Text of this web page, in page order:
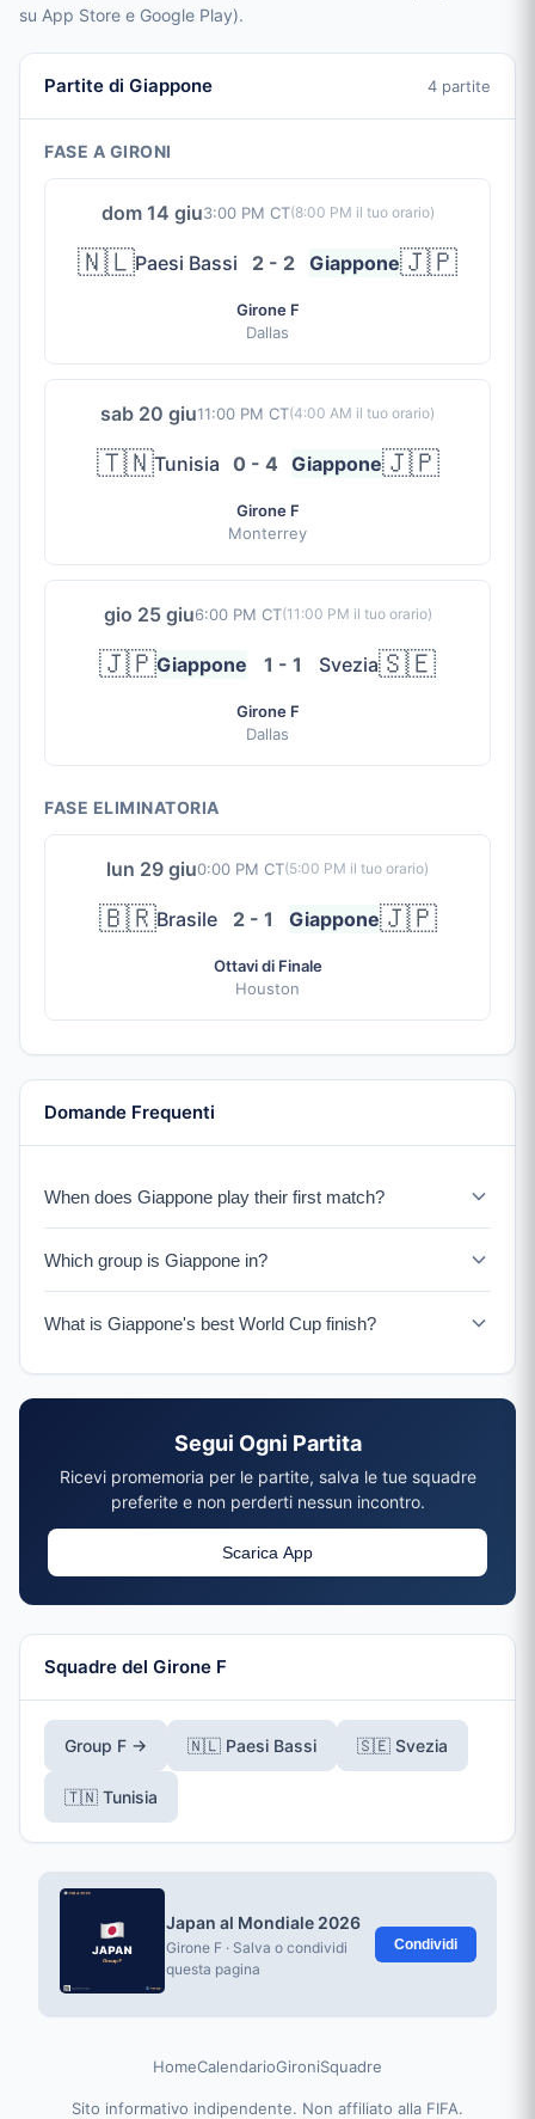
su App Store e Google Play).
Partite di Giappone 4 partite
FASE A GIRONI
dom 14 giu3:00 PM CT(8:00 PM il tuo orario)
🇳🇱Paesi Bassi 2 - 2 Giappone🇯🇵
Girone F
Dallas
sab 20 giu11:00 PM CT(4:00 AM il tuo orario)
🇹🇳Tunisia 0 - 4 Giappone🇯🇵
Girone F
Monterrey
gio 25 giu6:00 PM CT(11:00 PM il tuo orario)
🇯🇵Giappone 1 - 1 Svezia🇸🇪
Girone F
Dallas
FASE ELIMINATORIA
lun 29 giu0:00 PM CT(5:00 PM il tuo orario)
🇧🇷Brasile 2 - 1 Giappone🇯🇵
Ottavi di Finale
Houston
Domande Frequenti
When does Giappone play their first match?
Which group is Giappone in?
UEFA Playoff winner.
What is Giappone's best World Cup finish?
Segui Ogni Partita
Ricevi promemoria per le partite, salva le tue squadre
preferite e non perderti nessun incontro.
Scarica App
Squadre del Girone F
Group F → 🇳🇱 Paesi Bassi 🇸🇪 Svezia
🇹🇳 Tunisia
Japan al Mondiale 2026
Girone F · Salva o condividi
questa pagina
Condividi
HomeCalendarioGironiSquadre
Sito informativo indipendente. Non affiliato alla FIFA.